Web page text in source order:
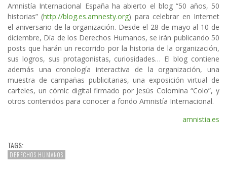
Amnistía Internacional España ha abierto el blog “50 años, 50
historias” (http://blog.es.amnesty.org) para celebrar en Internet
el aniversario de la organización. Desde el 28 de mayo al 10 de
diciembre, Día de los Derechos Humanos, se irán publicando 50
posts que harán un recorrido por la historia de la organización,
sus logros, sus protagonistas, curiosidades… El blog contiene
además una cronología interactiva de la organización, una
muestra de campañas publicitarias, una exposición virtual de
carteles, un cómic digital firmado por Jesús Colomina “Colo”, y
otros contenidos para conocer a fondo Amnistía Internacional.
amnistia.es
TAGS:
DERECHOS HUMANOS